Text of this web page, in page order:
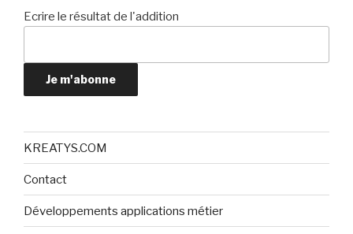
Ecrire le résultat de l'addition
Je m'abonne
KREATYS.COM
Contact
Développements applications métier